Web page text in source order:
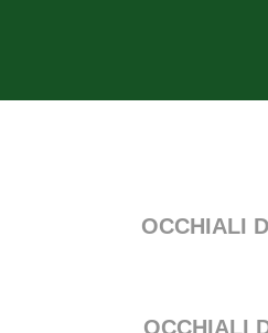
OCCHIALI
OCCHIALI